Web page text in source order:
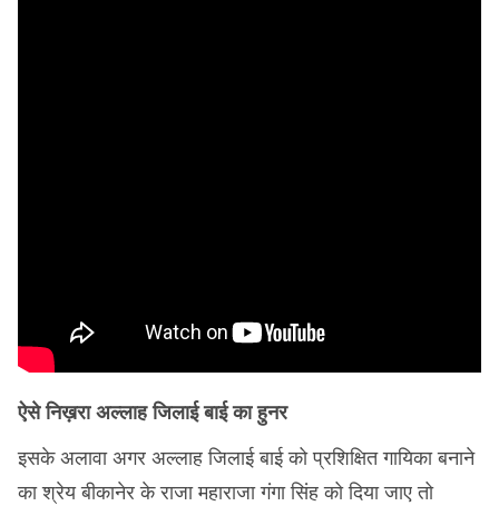
ऐसे निख़रा अल्लाह जिलाई बाई का हुनर
इसके अलावा अगर अल्लाह जिलाई बाई को प्रशिक्षित गायिका बनाने
का श्रेय बीकानेर के राजा महाराजा गंगा सिंह को दिया जाए तो